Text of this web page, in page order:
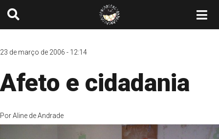
23 de março de 2006 - 12:14
Afeto e cidadania
PorAline de Andrade